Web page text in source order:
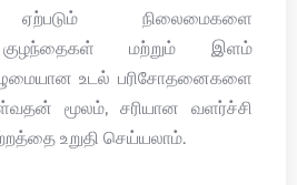
ஏற்படும் நிலைமைகளை
குழந்தைகள் மற்றும் இளம்
உடல் பரிசோதனைகளை
மூலம், சரியான வளர்ச்சி
உறுதி செய்யலாம்.